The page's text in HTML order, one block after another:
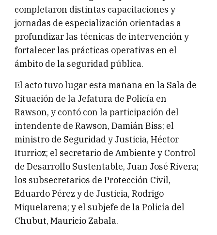
completaron distintas capacitaciones y
jornadas de especialización orientadas a
profundizar las técnicas de intervención y
fortalecer las prácticas operativas en el
ámbito de la seguridad pública.
El acto tuvo lugar esta mañana en la Sala de
Situación de la Jefatura de Policía en
Rawson, y contó con la participación del
intendente de Rawson, Damián Biss; el
ministro de Seguridad y Justicia, Héctor
Iturrioz; el secretario de Ambiente y Control
de Desarrollo Sustentable, Juan José Rivera;
los subsecretarios de Protección Civil,
Eduardo Pérez y de Justicia, Rodrigo
Miquelarena; y el subjefe de la Policía del
Chubut, Mauricio Zabala.